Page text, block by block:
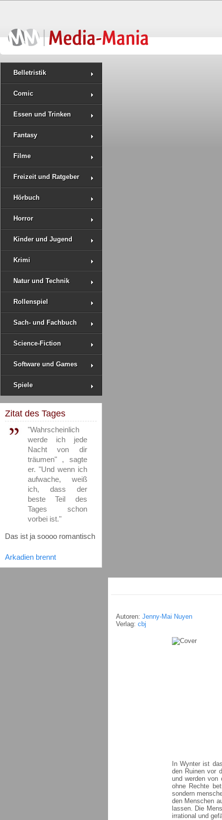
Belletristik
Comic
Essen und Trinken
Fantasy
Filme
Freizeit und Ratgeber
Hörbuch
Horror
Kinder und Jugend
Krimi
Natur und Technik
Rollenspiel
Sach- und Fachbuch
Science-Fiction
Software und Games
Spiele
Zitat des Tages
"Wahrscheinlich
werde ich jede
Nacht von dir
träumen" , sagte
er. "Und wenn ich
aufwache, weiß
ich, dass der
beste Teil des
Tages schon
vorbei ist."
Das ist ja soooo romantisch
Arkadien brennt
Autoren: Jenny-Mai Nuyen
Verlag: cbj
In Wynter ist
den Ruinen vor
und werden von
ohne Rechte
sondern
den Menschen
lassen. Die
irrational und